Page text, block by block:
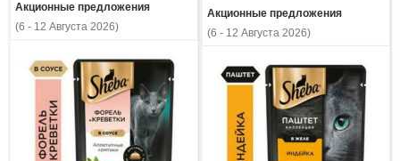
Акционные предложения
(6 - 12 Августа 2026)
Акционные предложения
(6 - 12 Августа 2026)